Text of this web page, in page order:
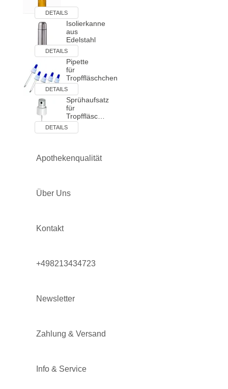
DETAILS
Isolierkanne
aus
Edelstahl
DETAILS
Pipette
für
Tropffläschchen
DETAILS
Sprühaufsatz
für
Tropffläsc…
DETAILS
Apothekenqualität
Über Uns
Kontakt
+498213434723
Newsletter
Zahlung & Versand
Info & Service